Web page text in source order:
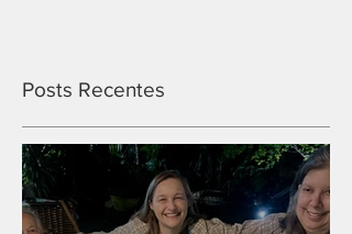
Posts Recentes